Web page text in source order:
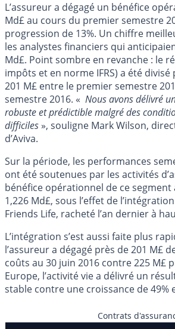
L’assureur a dégagé un bénéfice
Md£ au cours du premier semestre
progression de 13%. Un chiffre
les analystes financiers qui
Md£. Point sombre en revanche : le
impôts et en norme IFRS) a été
201 M£ entre le premier semestre
semestre 2016. « Nous avons délivré
robuste et prédictible malgré des
difficiles», souligne Mark Wilson,
d’Aviva.
Sur la période, les performances
ont été soutenues par les activités
bénéfice opérationnel de ce segment
1,226 Md£, sous l’effet de
Friends Life, racheté l’an dernier à
L’intégration s’est aussi faite plus
l’assureur a dégagé près de 201 M£
coûts au 30 juin 2016 contre 225 M£
Europe, l’activité vie a délivré un
stable contre une croissance de 49%
Contrats